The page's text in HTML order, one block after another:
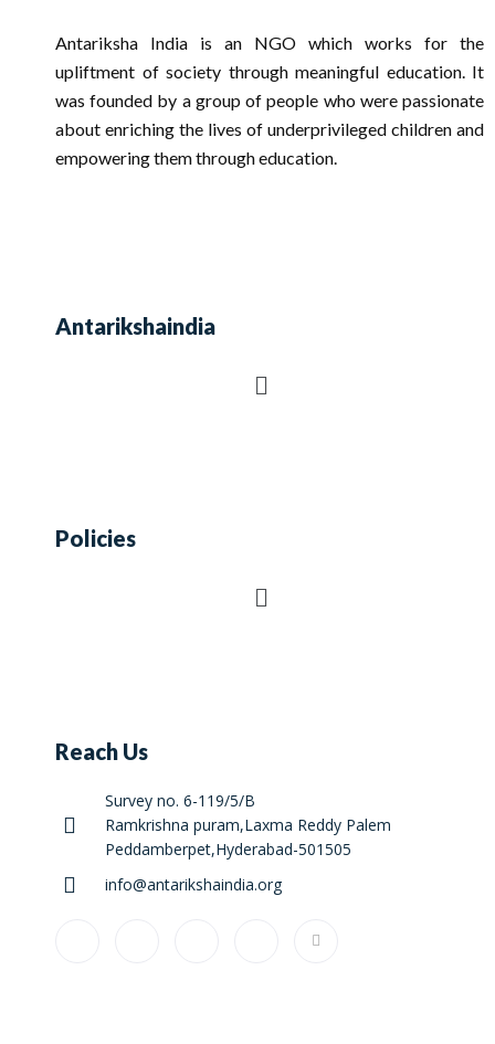
Antariksha India is an NGO which works for the
upliftment of society through meaningful education. It
was founded by a group of people who were passionate
about enriching the lives of underprivileged children and
empowering them through education.
Antarikshaindia
Policies
Reach Us
Survey no. 6-119/5/B
Ramkrishna puram,Laxma Reddy Palem
Peddamberpet,Hyderabad-501505
info@antarikshaindia.org